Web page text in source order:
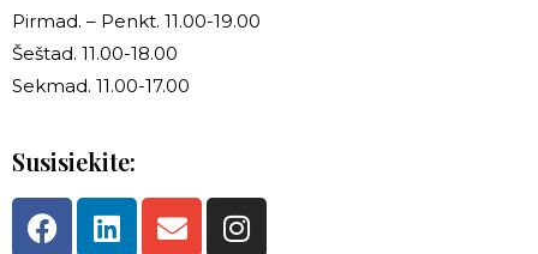
Pirmad. – Penkt. 11.00-19.00
Šeštad. 11.00-18.00
Sekmad. 11.00-17.00
Susisiekite: